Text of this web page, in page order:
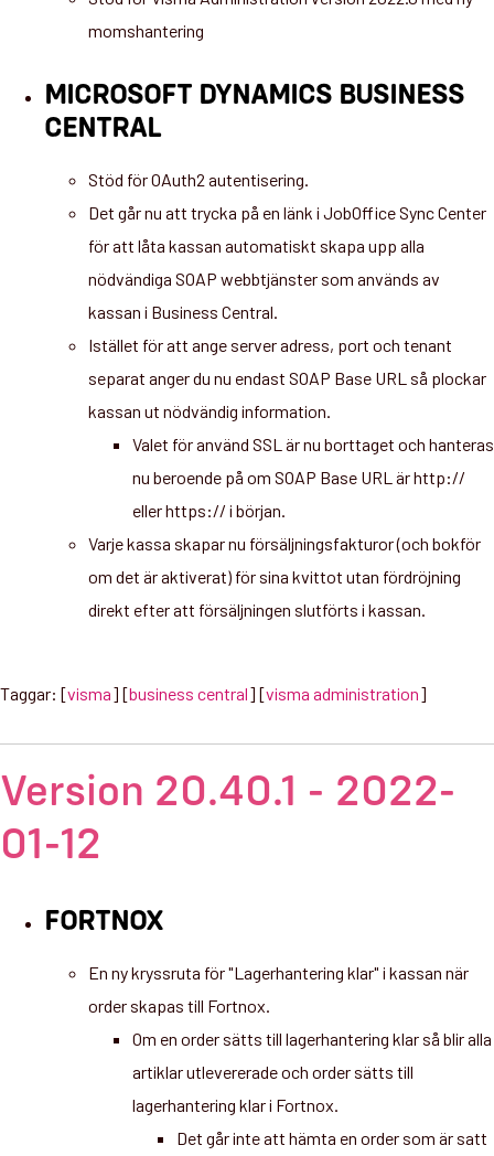
momshantering
MICROSOFT DYNAMICS BUSINESS
CENTRAL
Stöd för OAuth2 autentisering.
Det går nu att trycka på en länk i JobOffice Sync Center
för att låta kassan automatiskt skapa upp alla
nödvändiga SOAP webbtjänster som används av
kassan i Business Central.
Istället för att ange server adress, port och tenant
separat anger du nu endast SOAP Base URL så plockar
kassan ut nödvändig information.
Valet för använd SSL är nu borttaget och hanteras
nu beroende på om SOAP Base URL är http://
eller https:// i början.
Varje kassa skapar nu försäljningsfakturor (och bokför
om det är aktiverat) för sina kvittot utan fördröjning
direkt efter att försäljningen slutförts i kassan.
Taggar: [visma] [business central] [visma administration]
Version 20.40.1 - 2022-
01-12
FORTNOX
En ny kryssruta för "Lagerhantering klar" i kassan när
order skapas till Fortnox.
Om en order sätts till lagerhantering klar så blir alla
artiklar utlevererade och order sätts till
lagerhantering klar i Fortnox.
Det går inte att hämta en order som är satt